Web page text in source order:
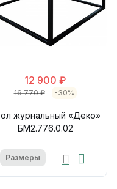
12 900 ₽
16 770 ₽ -30%
журнальный «Деко»
БМ2.776.0.02
Размеры